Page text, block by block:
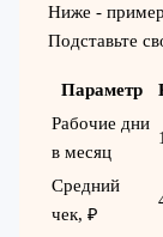
Ниже -
Подставьте
Параметр
Рабочие дни
в месяц
Средний
чек, ₽